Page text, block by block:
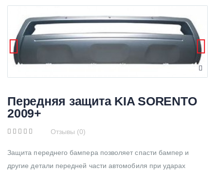
Передняя защита KIA SORENTO
2009+
Отзывы (0)
Защита переднего бампера позволяет спасти бампер и
другие детали передней части автомобиля при ударах